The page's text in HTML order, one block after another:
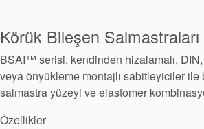
Seal Destek
Sistemi
Körük Bileşen Salmastraları
BSAI™ serisi, kendinden hizalamalı,
veya önyükleme montajlı sabitleyiciler
salmastra yüzeyi ve elastomer
Özellikler